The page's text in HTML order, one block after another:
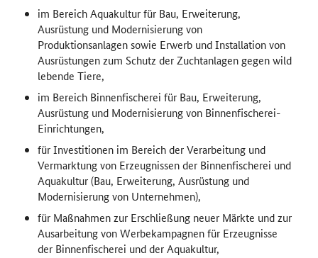
im Bereich Aquakultur für Bau, Erweiterung,
Ausrüstung und Modernisierung von
Produktionsanlagen sowie Erwerb und Installation von
Ausrüstungen zum Schutz der Zuchtanlagen gegen wild
lebende Tiere,
im Bereich Binnenfischerei für Bau, Erweiterung,
Ausrüstung und Modernisierung von Binnenfischerei-
Einrichtungen,
für Investitionen im Bereich der Verarbeitung und
Vermarktung von Erzeugnissen der Binnenfischerei und
Aquakultur (Bau, Erweiterung, Ausrüstung und
Modernisierung von Unternehmen),
für Maßnahmen zur Erschließung neuer Märkte und zur
Ausarbeitung von Werbekampagnen für Erzeugnisse
der Binnenfischerei und der Aquakultur,